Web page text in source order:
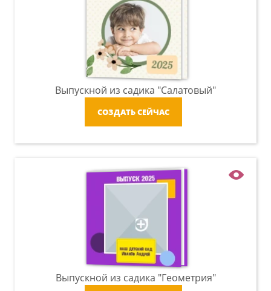
Выпускной из садика "Салатовый"
СОЗДАТЬ СЕЙЧАС
Выпускной из садика "Геометрия"